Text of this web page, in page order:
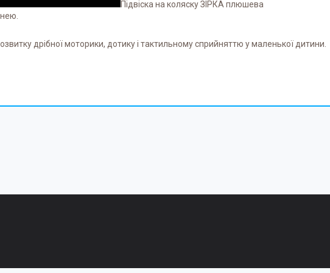
Підвіска на коляску ЗІРКА плюшева
дрібної моторики, дотику і тактильному сприйняттю у маленької дитини.